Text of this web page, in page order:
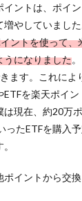
ントは、ポイ
増やしていまし
ントを使って、
うになりました
ます。これによ
を楽天ポイン
は現在、約20万
たETFを購入
イントから交